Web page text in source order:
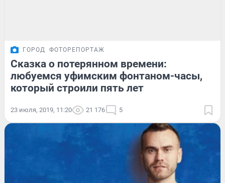
ГОРОД ФОТОРЕПОРТАЖ
Сказка о потерянном времени:
любуемся уфимским фонтаном-часы,
который строили пять лет
23 июля, 2019, 11:20 21 176 5